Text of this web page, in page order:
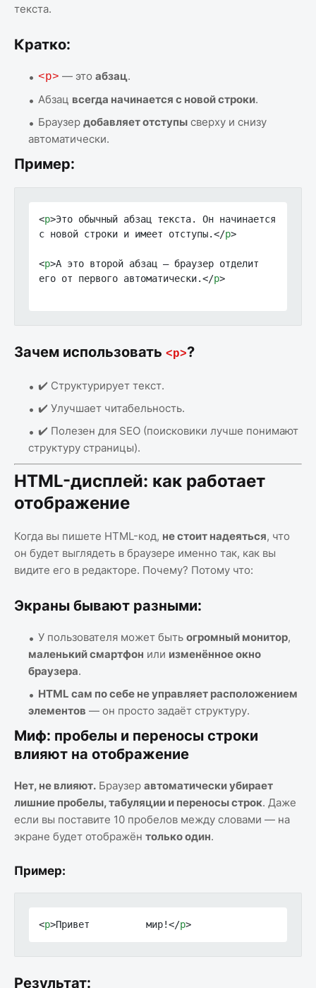
текста.
Кратко:
<p> — это абзац.
Абзац всегда начинается с новой строки.
Браузер добавляет отступы сверху и снизу
автоматически.
Пример:
<p>Это обычный абзац текста. Он начинается
с новой строки и имеет отступы.</p>
<p>А это второй абзац — браузер отделит
его от первого автоматически.</p>
Зачем использовать <p>?
✔️ Структурирует текст.
✔️ Улучшает читабельность.
✔️ Полезен для SEO (поисковики лучше понимают
структуру страницы).
HTML-дисплей: как работает
отображение
Когда вы пишете HTML-код, не стоит надеяться, что
он будет выглядеть в браузере именно так, как вы
видите его в редакторе. Почему? Потому что:
Экраны бывают разными:
У пользователя может быть огромный монитор,
маленький смартфон или изменённое окно
браузера.
HTML сам по себе не управляет расположением
элементов — он просто задаёт структуру.
Миф: пробелы и переносы строки
влияют на отображение
Нет, не влияют. Браузер автоматически убирает
лишние пробелы, табуляции и переносы строк. Даже
если вы поставите 10 пробелов между словами — на
экране будет отображён только один.
Пример:
<p>Привет          мир!</p>
Результат: